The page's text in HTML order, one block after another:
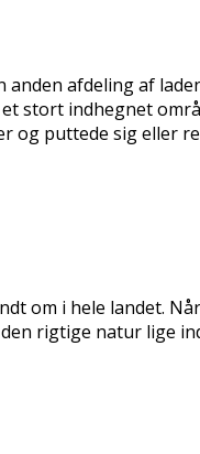
afdeling af
stort indhegnet
og puttede sig
om i hele landet.
rigtige natur lige